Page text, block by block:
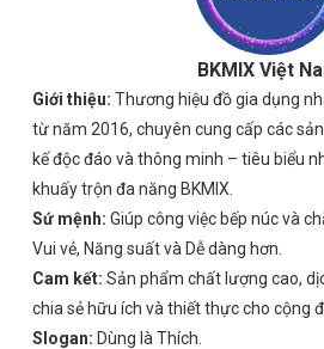
BKMIX Việt
Giới thiệu: Thương hiệu đồ gia dụng
từ năm 2016, chuyên cung cấp các
kế độc đáo và thông minh – tiêu biểu
khuấy trộn đa năng BKMIX.
Sứ mệnh: Giúp công việc bếp núc và
Vui vẻ, Năng suất và Dễ dàng hơn.
Cam kết: Sản phẩm chất lượng cao,
chia sẻ hữu ích và thiết thực cho cộng
Slogan: Dùng là Thích.